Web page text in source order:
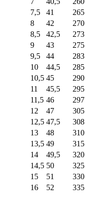
7,5
41 265
8
42 270
8,5
42,5 273
9
43 275
9,5
44 283
10
44,5 285
10,5 45 290
11
45,5 295
11,5 46 297
12
47 305
12,5 47,5 308
13
48 310
13,5 49 315
14
49,5 320
14,5 50 325
15
51 330
16
52 335